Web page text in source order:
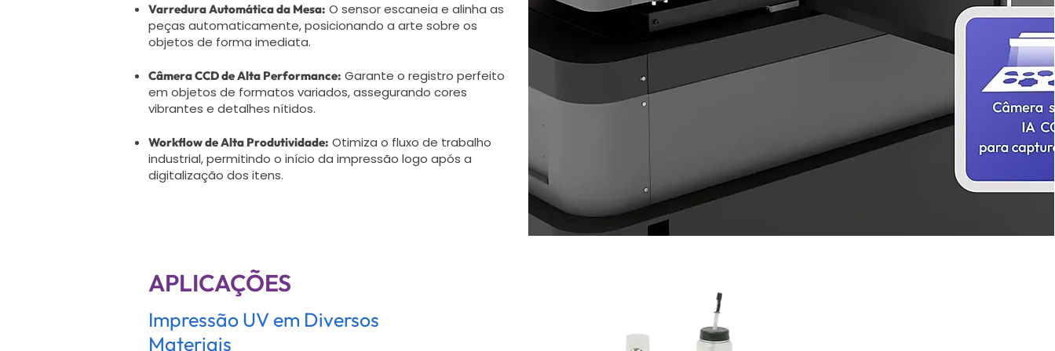
Varredura Automática da Mesa: O sensor escaneia e alinha as
peças automaticamente, posicionando a arte sobre os
objetos de forma imediata.
Câmera CCD de Alta Performance: Garante o registro perfeito
em objetos de formatos variados, assegurando cores
vibrantes e detalhes nítidos.
Workflow de Alta Produtividade: Otimiza o fluxo de trabalho
industrial, permitindo o início da impressão logo após a
digitalização dos itens.
APLICAÇÕES
Impressão UV em Diversos
Materiais